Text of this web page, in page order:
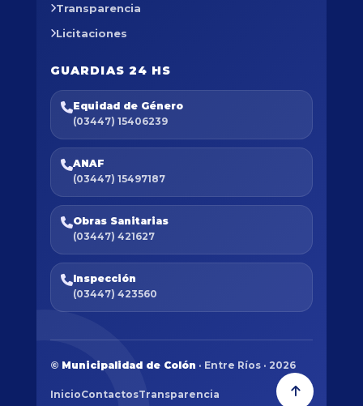
Transparencia
Licitaciones
GUARDIAS 24 HS
Equidad de Género
(03447) 15406239
ANAF
(03447) 15497187
Obras Sanitarias
(03447) 421627
Inspección
(03447) 423560
© Municipalidad de Colón · Entre Ríos · 2026
InicioContactosTransparencia